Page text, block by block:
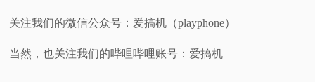
关注我们的微信公众号：爱搞机（playphone）
当然，也关注我们的哔哩哔哩账号：爱搞机